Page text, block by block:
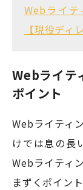
Webライ
【現役ディ
Webライテ
ポイント
Webライティ
けでは息の長
Webライティ
まずくポイン